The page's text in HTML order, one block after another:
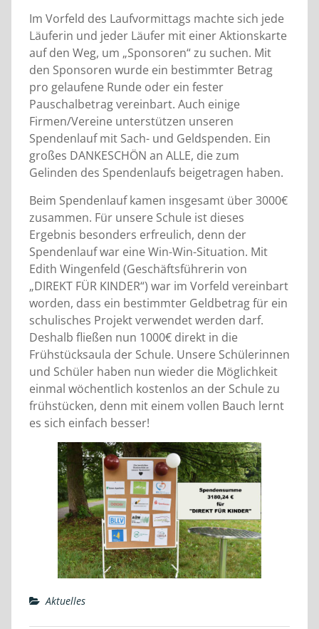
Im Vorfeld des Laufvormittags machte sich jede
Läuferin und jeder Läufer mit einer Aktionskarte
auf den Weg, um „Sponsoren“ zu suchen. Mit
den Sponsoren wurde ein bestimmter Betrag
pro gelaufene Runde oder ein fester
Pauschalbetrag vereinbart. Auch einige
Firmen/Vereine unterstützen unseren
Spendenlauf mit Sach- und Geldspenden. Ein
großes DANKESCHÖN an ALLE, die zum
Gelinden des Spendenlaufs beigetragen haben.
Beim Spendenlauf kamen insgesamt über 3000€
zusammen. Für unsere Schule ist dieses
Ergebnis besonders erfreulich, denn der
Spendenlauf war eine Win-Win-Situation. Mit
Edith Wingenfeld (Geschäftsführerin von
„DIREKT FÜR KINDER“) war im Vorfeld vereinbart
worden, dass ein bestimmter Geldbetrag für ein
schulisches Projekt verwendet werden darf.
Deshalb fließen nun 1000€ direkt in die
Frühstücksaula der Schule. Unsere Schülerinnen
und Schüler haben nun wieder die Möglichkeit
einmal wöchentlich kostenlos an der Schule zu
frühstücken, denn mit einem vollen Bauch lernt
es sich einfach besser!
Aktuelles